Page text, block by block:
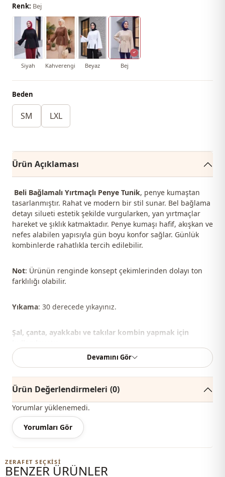
Renk: Bej
Siyah Kahverengi Beyaz Bej
Beden
SM LXL
Ürün Açıklaması
Beli Bağlamalı Yırtmaçlı Penye Tunik, penye kumaştan
tasarlanmıştır. Rahat ve modern bir stil sunar. Bel bağlama
detayı silueti estetik şekilde vurgularken, yan yırtmaçlar
hareket ve şıklık katmaktadır. Penye kumaşı hafif, akışkan ve
nefes alabilen yapısıyla gün boyu konfor sağlar. Günlük
kombinlerde rahatlıkla tercih edilebilir.
Not: Ürünün renginde konsept çekimlerinden dolayı ton
farklılığı olabilir.
Yıkama: 30 derecede yıkayınız.
Şal, çanta, ayakkabı ve takılar kombin yapmak için
%100 Pamuk
Yaka Bisiklet yaka
Mevsi̇m Yazlık
Kumaş
Kategori̇
Si̇luet / form Düz kesim
Devamını Gör
Ürün Değerlendirmeleri (0)
Yorumlar yüklenemedi.
Yorumları Gör
ZERAFET SEÇKISI
BENZER ÜRÜNLER